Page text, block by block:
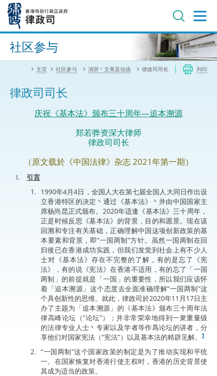
内
进阶搜寻
社区参与
主页 社区参与 演辞丶文章及信函 律政司司长 列印
律政司司长
庆祝《基本法》颁布三十周年—追本溯源
郑若骅资深大律师
律政司司长
（原文载於《中国法律》杂志 2021年第一期）
引言
1990年4月4日，全国人大在第七届全国人大同日作出设
立香港特区的决定丶通过《基本法》丶并由中国国家主
席杨尚昆正式颁布。2020年适逢《基本法》三十周年，
正是时候反思《基本法》的背景，目的和愿景。现在该
回溯和专注有关基础，正确理解中国这项创新政策的基
本要素和背景，即“一国两制”方针。虽然一国两制在回
归後已在香港成功实践，但我们发觉到社会上有不少人
士对《基本法》存在不完整的了解，有的是忘了《宪
法》，有的说《宪法》在香港不适用，有的忘了「一国
两制」的前提就是「一国」的重要性，所以我们应该怀
着「追本溯源」这个态度去全面准确理解“一国两制”这
个具创新性的思维。就此，律政司於2020年11月17日主
办了主题为「追本溯源」的《基本法》颁布三十周年法
律高峰论坛（“论坛”）；并非常荣幸地得到一衆重量级
的法律专业人士丶专家以及学者等作爲论坛的讲者，分
享他们对国家宪法（“宪法”）以及基本法的精辟见解。
1
“一国两制”这个国家政策的制定是为了推动实现和平统
一。在国家恢复对香港行使主权时，香港的历史背景使
其成为适当的政策。